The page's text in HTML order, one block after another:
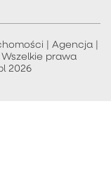
| Agencja |
prawa
2026